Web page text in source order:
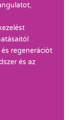
regenerációt
és az